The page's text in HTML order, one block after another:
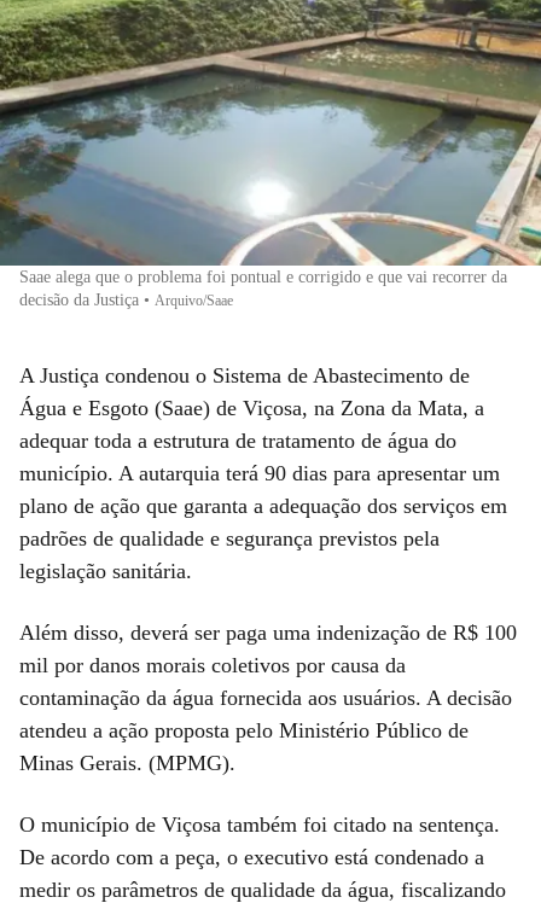
Saae alega que o problema foi pontual e corrigido e que vai recorrer da
decisão da Justiça • Arquivo/Saae
A Justiça condenou o Sistema de Abastecimento de
Água e Esgoto (Saae) de Viçosa, na Zona da Mata, a
adequar toda a estrutura de tratamento de água do
município. A autarquia terá 90 dias para apresentar um
plano de ação que garanta a adequação dos serviços em
padrões de qualidade e segurança previstos pela
legislação sanitária.
Além disso, deverá ser paga uma indenização de R$ 100
mil por danos morais coletivos por causa da
contaminação da água fornecida aos usuários. A decisão
atendeu a ação proposta pelo Ministério Público de
Minas Gerais. (MPMG).
O município de Viçosa também foi citado na sentença.
De acordo com a peça, o executivo está condenado a
medir os parâmetros de qualidade da água, fiscalizando